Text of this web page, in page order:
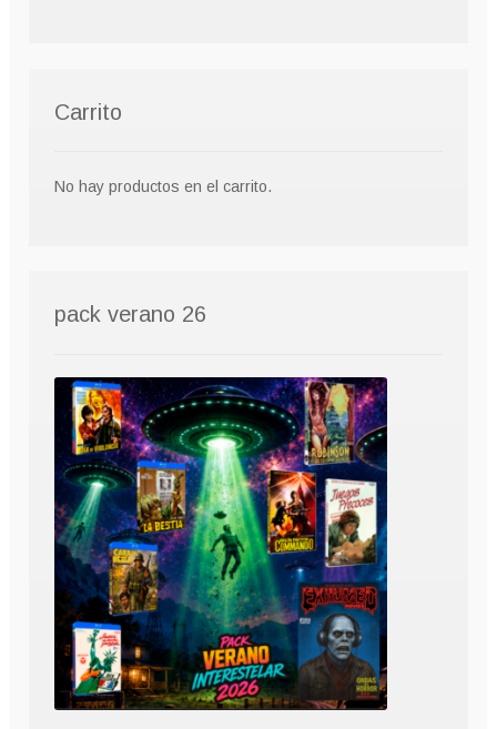
Carrito
No hay productos en el carrito.
pack verano 26